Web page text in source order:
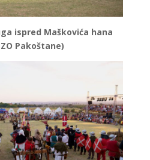
ispred Maškovića hana
Pakoštane)